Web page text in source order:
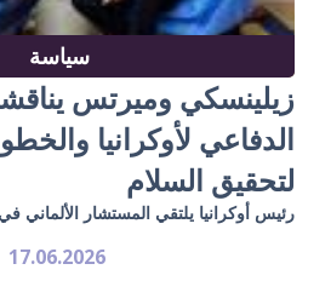
سياسة
زيلينسكي وميرتس
الدفاعي لأوكرانيا
لتحقيق السلام
رئيس أوكرانيا يلتقي المستشار الألماني
17.06.2026